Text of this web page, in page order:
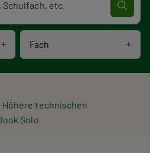
Fach
technischen
Solo